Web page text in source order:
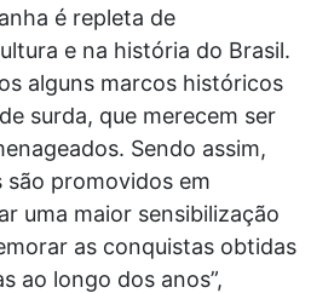
é repleta de
e na história do Brasil.
alguns marcos históricos
surda, que merecem ser
Sendo assim,
são promovidos em
uma maior sensibilização
as conquistas obtidas
ao longo dos anos”,